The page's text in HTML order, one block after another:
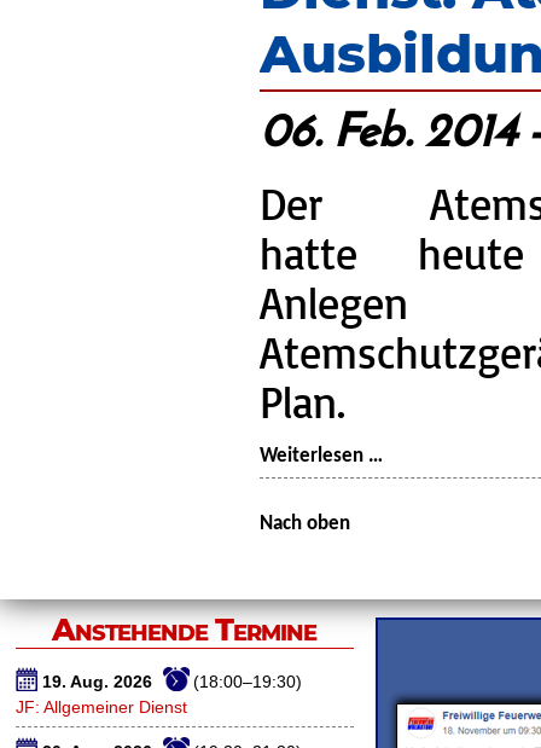
06. Feb. 2014
Der
hatte
Plan.
Weiterlesen …
Nach oben
Anstehende Termine
19. Aug. 2026
(18:00–19:30)
JF: Allgemeiner Dienst